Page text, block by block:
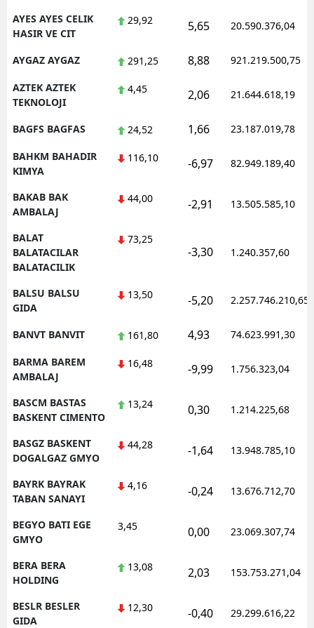
AYES AYES CELIK
HASIR VE CIT
29,92 5,65 20.590.376,04
AYGAZ AYGAZ 291,25 8,88 921.219.500,75
AZTEK AZTEK
TEKNOLOJI
4,45 2,06 21.644.618,19
BAGFS BAGFAS 24,52 1,66 23.187.019,78
BAHKM BAHADIR
KIMYA
116,10 -6,97 82.949.189,40
BAKAB BAK
AMBALAJ
44,00 -2,91 13.505.585,10
BALAT
BALATACILAR
BALATACILIK
73,25
-3,30 1.240.357,60
BALSU BALSU
GIDA
13,50 -5,20 2.257.746.210,65
BANVT BANVIT 161,80 4,93 74.623.991,30
BARMA BAREM
AMBALAJ
16,48 -9,99 1.756.323,04
BASCM BASTAS
BASKENT CIMENTO
13,24 0,30 1.214.225,68
BASGZ BASKENT
DOGALGAZ GMYO
44,28 -1,64 13.948.785,10
BAYRK BAYRAK
TABAN SANAYI
4,16 -0,24 13.676.712,70
BEGYO BATI EGE
GMYO
3,45 0,00 23.069.307,74
BERA BERA
HOLDING
13,08 2,03 153.753.271,04
BESLR BESLER
GIDA
12,30 -0,40 29.299.616,22